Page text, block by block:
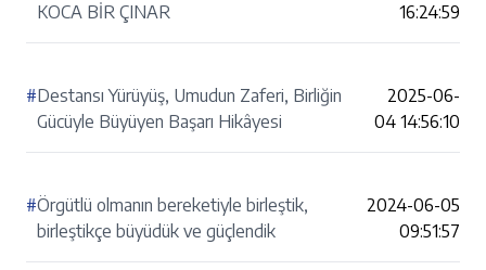
KOCA BİR ÇINAR
16:24:59
#Destansı Yürüyüş, Umudun Zaferi, Birliğin
Gücüyle Büyüyen Başarı Hikâyesi
2025-06-
04 14:56:10
#Örgütlü olmanın bereketiyle birleştik,
birleştikçe büyüdük ve güçlendik
2024-06-05
09:51:57